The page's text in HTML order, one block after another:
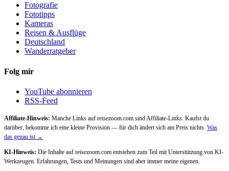
Fotografie
Fototipps
Kameras
Reisen & Ausflüge
Deutschland
Wanderratgeber
Folg mir
YouTube abonnieren
RSS-Feed
Affiliate-Hinweis: Manche Links auf reisezoom.com sind Affiliate-Links. Kaufst du
darüber, bekomme ich eine kleine Provision — für dich ändert sich am Preis nichts. Was
das genau ist →
KI-Hinweis: Die Inhalte auf reisezoom.com entstehen zum Teil mit Unterstützung von KI-
Werkzeugen. Erfahrungen, Tests und Meinungen sind aber immer meine eigenen.